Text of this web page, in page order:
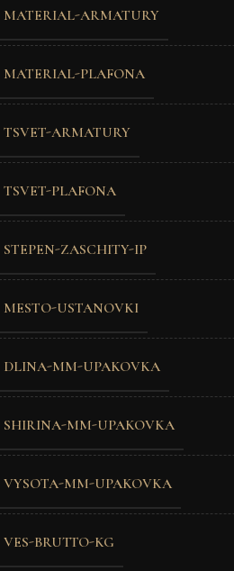
MATERIAL-ARMATURY
MATERIAL-PLAFONA
TSVET-ARMATURY
TSVET-PLAFONA
STEPEN-ZASCHITY-IP
MESTO-USTANOVKI
DLINA-MM-UPAKOVKA
SHIRINA-MM-UPAKOVKA
VYSOTA-MM-UPAKOVKA
VES-BRUTTO-KG